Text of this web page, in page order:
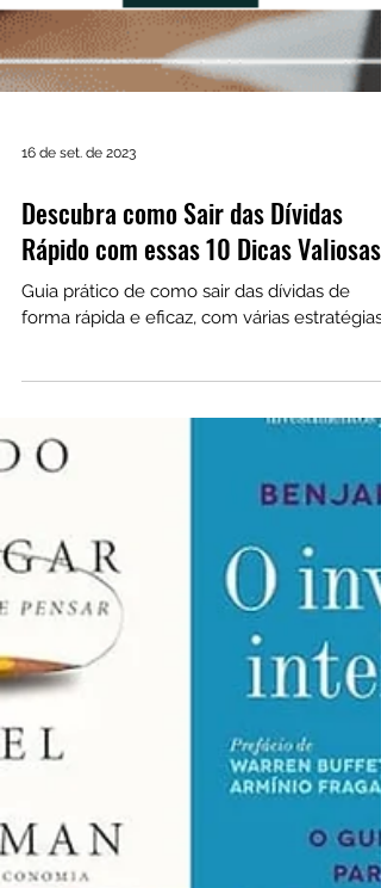
16 de set. de 2023
Descubra como Sair das Dívidas
Rápido com essas 10 Dicas Valiosas!